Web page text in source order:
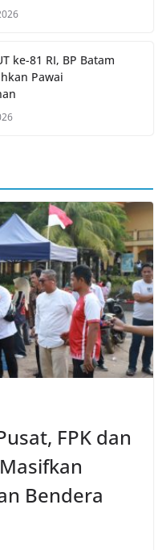
ke-81 RI, BP Batam
Pawai
FPK dan
Bendera